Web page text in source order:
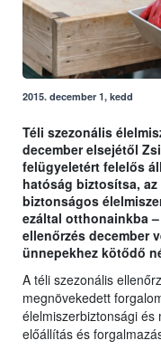
2015. december 1, kedd
Téli szezonális
december elsejétől
felügyeletért felelős
hatóság biztosítsa,
biztonságos
ezáltal otthonainkba
ellenőrzés december
ünnepekhez kötődő
A téli szezonális
megnövekedett
élelmiszerbiztonsági és
előállítás és